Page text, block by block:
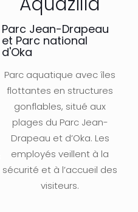
Parc Jean-Drapeau
et Parc national
d'Oka
Parc aquatique avec îles
flottantes en structures
gonflables, situé aux
plages du Parc Jean-
Drapeau et d’Oka. Les
employés veillent à la
sécurité et à l’accueil des
visiteurs.